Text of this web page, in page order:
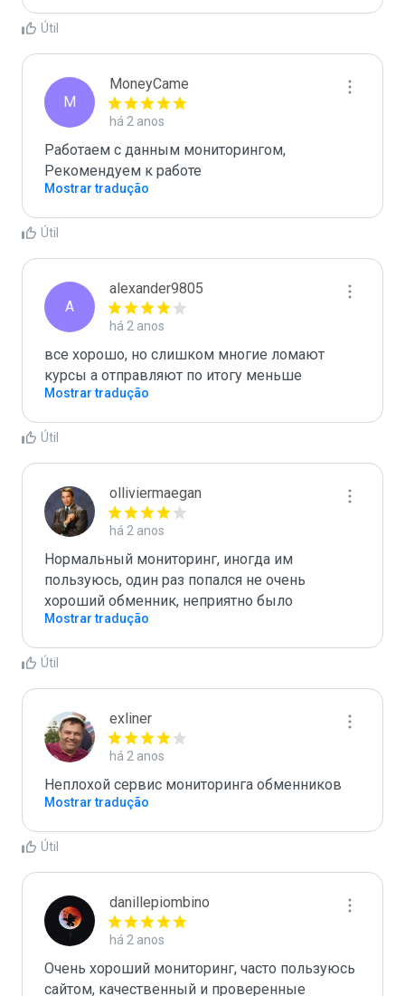
Útil
M
MoneyCame
há 2 anos
Работаем с данным мониторингом,
Рекомендуем к работе
Mostrar tradução
Útil
A
alexander9805
há 2 anos
все хорошо, но слишком многие ломают
курсы а отправляют по итогу меньше
Mostrar tradução
Útil
olliviermaegan
há 2 anos
Нормальный мониторинг, иногда им
пользуюсь, один раз попался не очень
хороший обменник, неприятно было
Mostrar tradução
Útil
exliner
há 2 anos
Неплохой сервис мониторинга обменников
Mostrar tradução
Útil
danillepiombino
há 2 anos
Очень хороший мониторинг, часто пользуюсь
сайтом, качественный и проверенные